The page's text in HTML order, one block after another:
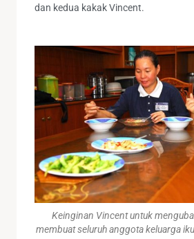
dan kedua kakak Vincent.
Keinginan Vincent untuk
membuat seluruh anggota keluarga